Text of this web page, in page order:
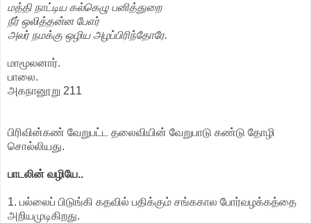
மத்தி நாட்டிய கல்கெழு பனித்துறை
நீர் ஒலித்தன்ன பேஎர்
அலர் நமக்கு ஒழிய அழப்பிரிந்தோரே.
மாமூலனார்.
பாலை.
அகநானூறு 211
பிரிவின்கண் வேறுபட்ட தலைவியின் வேறுபாடு கண்டு தோழி
சொல்லியது.
பாடலின் வழியே..
1. பல்லைப் பிடுங்கி கதவில் பதிக்கும் சங்ககால போர்வழக்கத்தை
அறியமுடிகிறது.